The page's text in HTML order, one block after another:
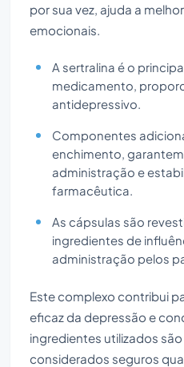
por sua vez, ajuda a
emocionais.
A sertralina é o
medicamento,
antidepressivo.
Componentes
enchimento,
administração e
farmacêutica.
As cápsulas são
ingredientes de
administração pelos
Este complexo contribui
eficaz da depressão e
ingredientes utilizados
considerados seguros